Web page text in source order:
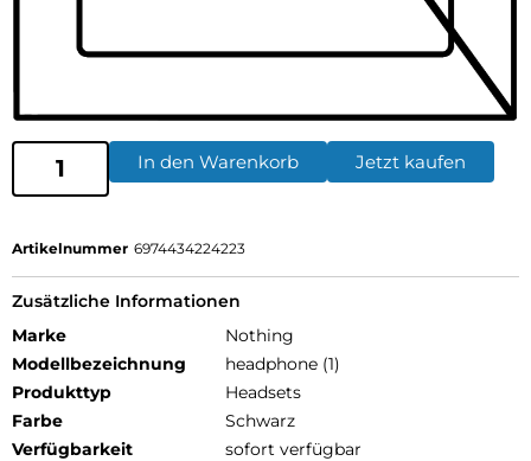
In den Warenkorb Jetzt kaufen
Artikelnummer 6974434224223
Zusätzliche Informationen
Marke
Nothing
Modellbezeichnung
headphone (1)
Produkttyp
Headsets
Farbe
Schwarz
Verfügbarkeit
sofort verfügbar